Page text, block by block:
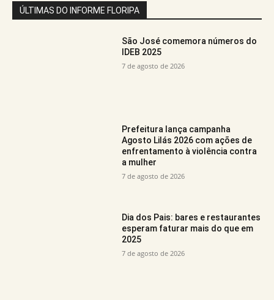
ÚLTIMAS DO INFORME FLORIPA
São José comemora números do
IDEB 2025
7 de agosto de 2026
Prefeitura lança campanha
Agosto Lilás 2026 com ações de
enfrentamento à violência contra
a mulher
7 de agosto de 2026
Dia dos Pais: bares e restaurantes
esperam faturar mais do que em
2025
7 de agosto de 2026